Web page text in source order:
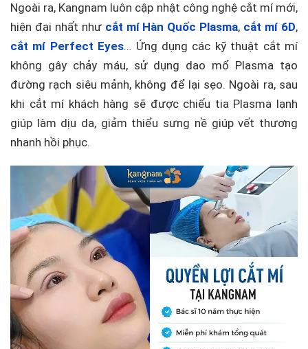
Ngoài ra, Kangnam luôn cập nhật công nghệ cắt mí mới,
hiện đại nhất như cắt mí Hàn Quốc Plasma, cắt mí 6D,
cắt mí Perfect Eyes… Ứng dụng các kỹ thuật cắt mí
không gây chảy máu, sử dụng dao mổ Plasma tạo
đường rạch siêu mảnh, không để lại sẹo. Ngoài ra, sau
khi cắt mí khách hàng sẽ được chiếu tia Plasma lạnh
giúp làm dịu da, giảm thiểu sưng nề giúp vết thương
nhanh hồi phục.